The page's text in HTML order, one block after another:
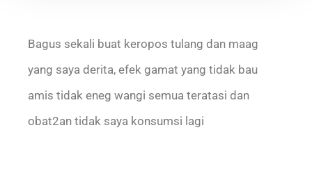
Bagus sekali buat keropos tulang dan maag
yang saya derita, efek gamat yang tidak bau
amis tidak eneg wangi semua teratasi dan
obat2an tidak saya konsumsi lagi